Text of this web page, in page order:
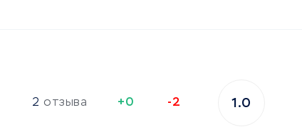
2 отзыва +0 -2 1.0